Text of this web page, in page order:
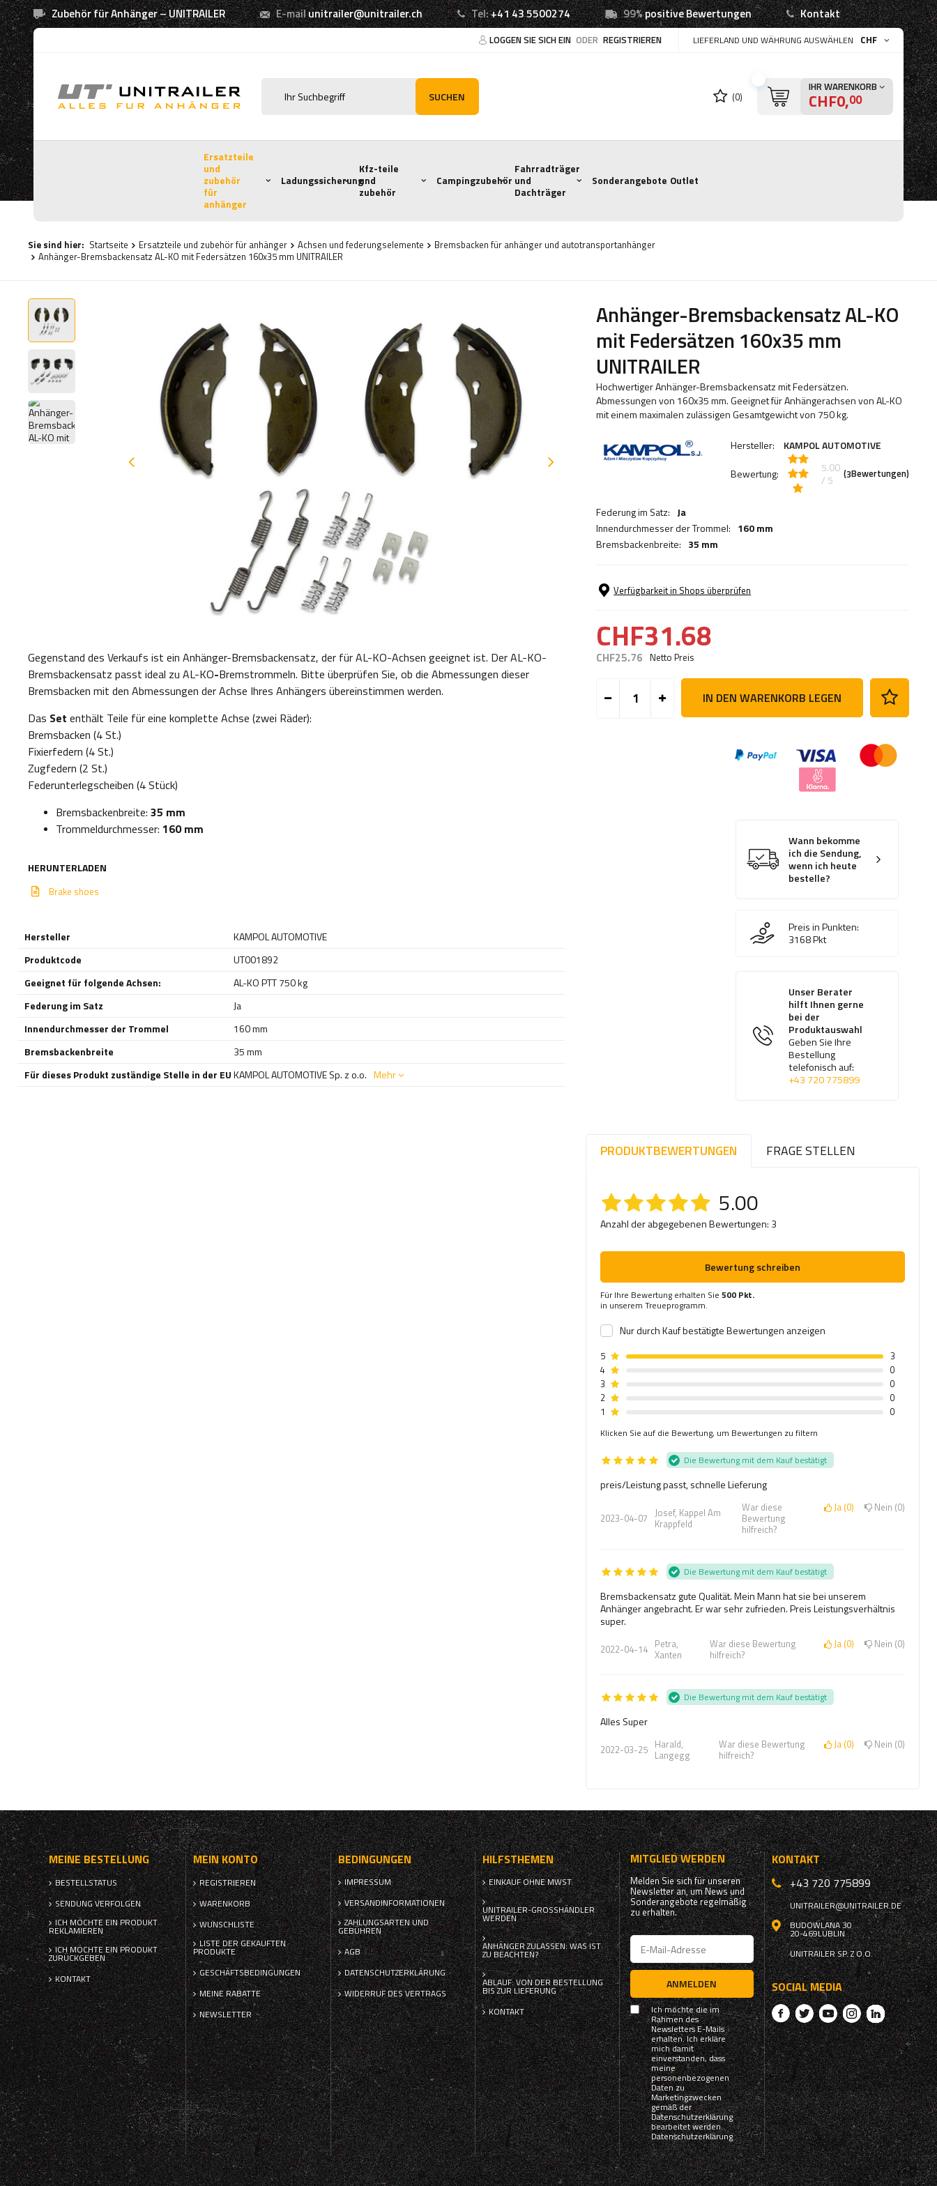
Zubehör für Anhänger – UNITRAILER E-mailunitrailer@unitrailer.ch Tel:+41 43 5500274 99%positive Bewertungen Kontakt
LOGGEN SIE SICH EIN ODER REGISTRIEREN LIEFERLAND UND WÄHRUNG AUSWÄHLEN CHF
SUCHEN (0)
IHR WARENKORB
CHF0,00
Ersatzteile
und
zubehör
für
anhänger
Ladungssicherung
Kfz-teile
und
zubehör
Campingzubehör
Fahrradträger
und
Dachträger
Sonderangebote Outlet
Sie sind hier: Startseite Ersatzteile und zubehör für anhänger Achsen und federungselemente
Bremsbacken für anhänger und autotransportanhänger
Anhänger-Bremsbackensatz AL-KO mit Federsätzen 160x35 mm UNITRAILER
Anhänger-Bremsbackensatz AL-KO
mit Federsätzen 160x35 mm
UNITRAILER
Hochwertiger Anhänger-Bremsbackensatz mit Federsätzen.
Abmessungen von 160x35 mm. Geeignet für Anhängerachsen von AL-KO
mit einem maximalen zulässigen Gesamtgewicht von 750 kg.
Hersteller:
KAMPOL AUTOMOTIVE
Bewertung:
5.00
/ 5
(3Bewertungen)
Federung im Satz: Ja
Innendurchmesser der Trommel: 160 mm
Bremsbackenbreite: 35 mm
Verfügbarkeit in Shops überprüfen
CHF31.68
CHF25.76 Netto Preis
IN DEN WARENKORB LEGEN
Wann bekomme
ich die Sendung,
wenn ich heute
bestelle?
Preis in Punkten:
3168Pkt
Unser Berater
hilft Ihnen gerne
bei der
Produktauswahl
Geben Sie Ihre
Bestellung
telefonisch auf:
+43 720 775899
PRODUKTBEWERTUNGEN FRAGE STELLEN
5.00
Anzahl der abgegebenen Bewertungen: 3
Bewertung schreiben
Für Ihre Bewertung erhalten Sie500 Pkt.
in unserem Treueprogramm.
Nur durch Kauf bestätigte Bewertungen anzeigen
5
3
4
0
3
0
2
0
1
0
Klicken Sie auf die Bewertung, um Bewertungen zu filtern
Die Bewertung mit dem Kauf bestätigt
preis/Leistung passt, schnelle Lieferung
2023-04-07 Josef, Kappel Am
Krappfeld
War diese
Bewertung
hilfreich?
Ja 0 Nein 0
Die Bewertung mit dem Kauf bestätigt
Bremsbackensatz gute Qualität. Mein Mann hat sie bei unserem
Anhänger angebracht. Er war sehr zufrieden. Preis Leistungsverhältnis
super.
2022-04-14 Petra,
Xanten
War diese Bewertung
hilfreich?
Ja 0 Nein 0
Die Bewertung mit dem Kauf bestätigt
Alles Super
2022-03-25 Harald,
Langegg
War diese Bewertung
hilfreich?
Ja 0 Nein 0
Gegenstand des Verkaufs ist ein Anhänger-Bremsbackensatz, der für AL-KO-Achsen geeignet ist. Der AL-KO-
Bremsbackensatz passt ideal zu AL-KO-Bremstrommeln. Bitte überprüfen Sie, ob die Abmessungen dieser
Bremsbacken mit den Abmessungen der Achse Ihres Anhängers übereinstimmen werden.
Das Set enthält Teile für eine komplette Achse (zwei Räder):
Bremsbacken (4 St.)
Fixierfedern (4 St.)
Zugfedern (2 St.)
Federunterlegscheiben (4 Stück)
Bremsbackenbreite: 35 mm
Trommeldurchmesser: 160 mm
HERUNTERLADEN
Brake shoes
Hersteller
KAMPOL AUTOMOTIVE
Produktcode
UT001892
Geeignet für folgende Achsen:
AL-KO PTT 750 kg
Federung im Satz
Ja
Innendurchmesser der Trommel
160 mm
Bremsbackenbreite
35 mm
Für dieses Produkt zuständige Stelle in der EUKAMPOL AUTOMOTIVE Sp. z o.o. Mehr
MEINE BESTELLUNG
BESTELLSTATUS
SENDUNG VERFOLGEN
ICH MÖCHTE EIN PRODUKT
REKLAMIEREN
ICH MÖCHTE EIN PRODUKT
ZURÜCKGEBEN
KONTAKT
MEIN KONTO
REGISTRIEREN
WARENKORB
WUNSCHLISTE
LISTE DER GEKAUFTEN
PRODUKTE
GESCHÄFTSBEDINGUNGEN
MEINE RABATTE
NEWSLETTER
BEDINGUNGEN
IMPRESSUM
VERSANDINFORMATIONEN
ZAHLUNGSARTEN UND
GEBÜHREN
AGB
DATENSCHUTZERKLÄRUNG
WIDERRUF DES VERTRAGS
HILFSTHEMEN
EINKAUF OHNE MWST.
UNITRAILER-GROSSHÄNDLER W
ERDEN
ANHÄNGER ZULASSEN: WAS IST
ZU BEACHTEN?
ABLAUF: VON DER BESTELLUNG
BIS ZUR LIEFERUNG
KONTAKT
MITGLIED WERDEN
Melden Sie sich für unseren
Newsletter an, um News und
Sonderangebote regelmäßig
zu erhalten.
ANMELDEN
Ich möchte die im
Rahmen des
Newsletters E-Mails
erhalten. Ich erkläre
mich damit
einverstanden, dass
meine
personenbezogenen
Daten zu
Marketingzwecken
gemäß der
Datenschutzerklärung
bearbeitet werden.
Datenschutzerklärung
KONTAKT
+43 720 775899
UNITRAILER@UNITRAILER.DE
BUDOWLANA 30
20-469LUBLIN
UNITRAILER SP. Z O.O.
SOCIAL MEDIA